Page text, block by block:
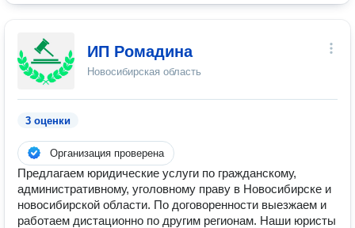
ИП Ромадина
Новосибирская область
3 оценки
Организация проверена
Предлагаем юридические услуги по гражданскому,
административному, уголовному праву в Новосибирске и
новосибирской области. По договоренности выезжаем и
работаем дистационно по другим регионам. Наши юристы